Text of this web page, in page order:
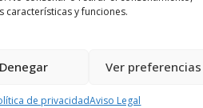
características y funciones.
Denegar Ver preferencias
de privacidadAviso Legal
Siguiente noticia